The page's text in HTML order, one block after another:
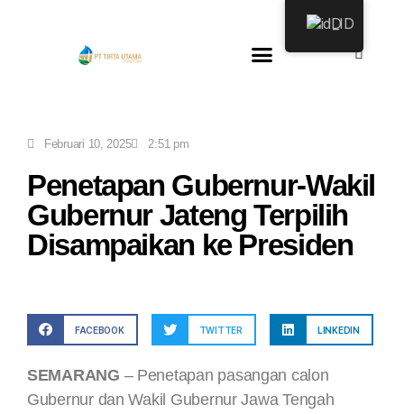
Februari 10, 2025 2:51 pm
Penetapan Gubernur-Wakil
Gubernur Jateng Terpilih
Disampaikan ke Presiden
FACEBOOK TWITTER LINKEDIN
SEMARANG – Penetapan pasangan calon
Gubernur dan Wakil Gubernur Jawa Tengah
ID